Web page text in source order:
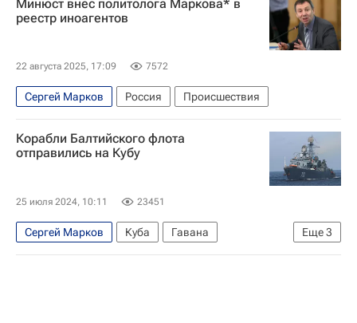
Минюст внес политолога Маркова* в
реестр иноагентов
22 августа 2025, 17:09 7572
Сергей Марков Россия Происшествия
Корабли Балтийского флота
отправились на Кубу
25 июля 2024, 10:11 23451
Еще3
Сергей Марков Куба
Гавана
Санкт-Петербург
ВМФ РФ Безопасность